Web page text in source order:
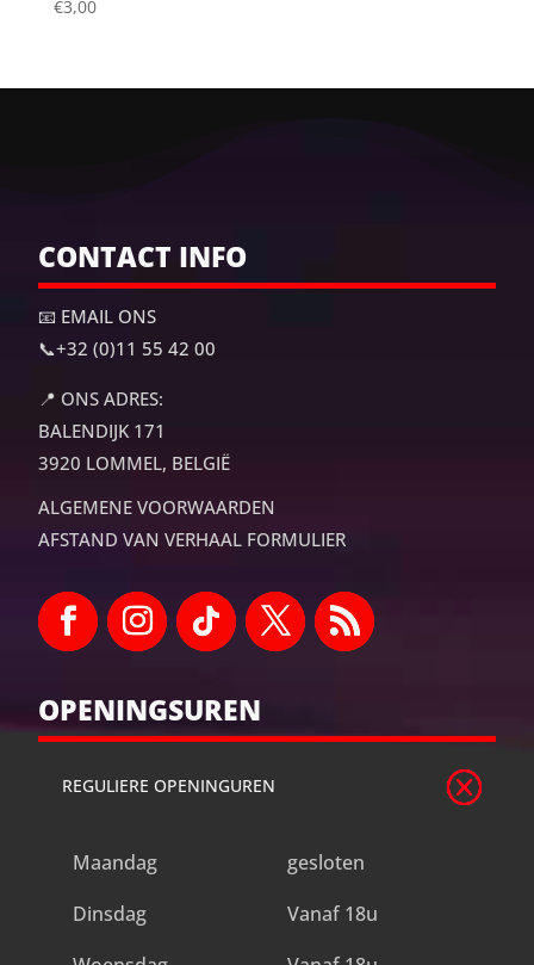
€3,00
CONTACT INFO
📧 EMAIL ONS
📞+32 (0)11 55 42 00
📍 ONS ADRES:
BALENDIJK 171
3920 LOMMEL, BELGIË
ALGEMENE VOORWAARDEN
AFSTAND VAN VERHAAL FORMULIER
OPENINGSUREN
REGULIERE OPENINGUREN
Maandag
gesloten
Dinsdag
Vanaf 18u